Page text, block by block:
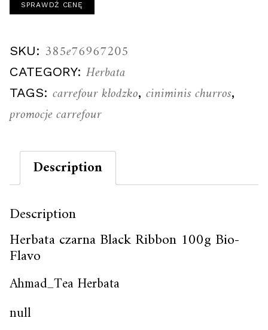
SPRAWDŹ CENĘ
SKU: 385e76967205
CATEGORY: Herbata
TAGS: carrefour kłodzko, ciniminis churros,
promocje carrefour
Description
Description
Herbata czarna Black Ribbon 100g Bio-
Flavo
Ahmad_Tea Herbata
null